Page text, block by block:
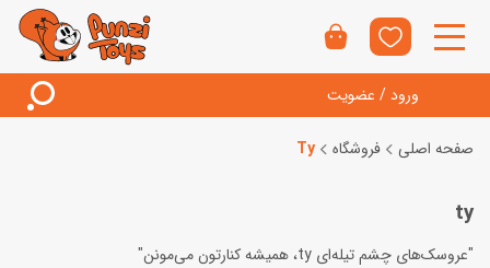
ورود / عضویت
صفحه اصلی فروشگاه Ty
ty
"عروسک‌های چشم تیله‌ای ty، همیشه کنارتون می‌مونن"